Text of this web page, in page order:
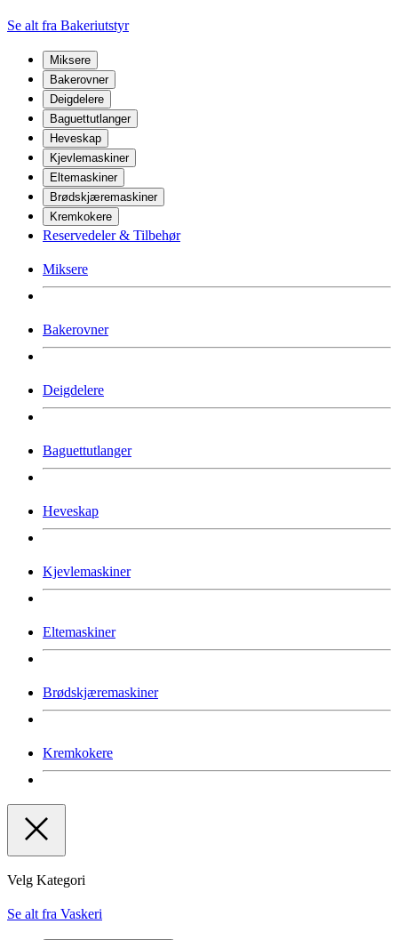
Se alt fra Bakeriutstyr
Miksere
Bakerovner
Deigdelere
Baguettutlanger
Heveskap
Kjevlemaskiner
Eltemaskiner
Brødskjæremaskiner
Kremkokere
Reservedeler & Tilbehør
Miksere
Bakerovner
Deigdelere
Baguettutlanger
Heveskap
Kjevlemaskiner
Eltemaskiner
Brødskjæremaskiner
Kremkokere
Velg Kategori
Se alt fra Vaskeri